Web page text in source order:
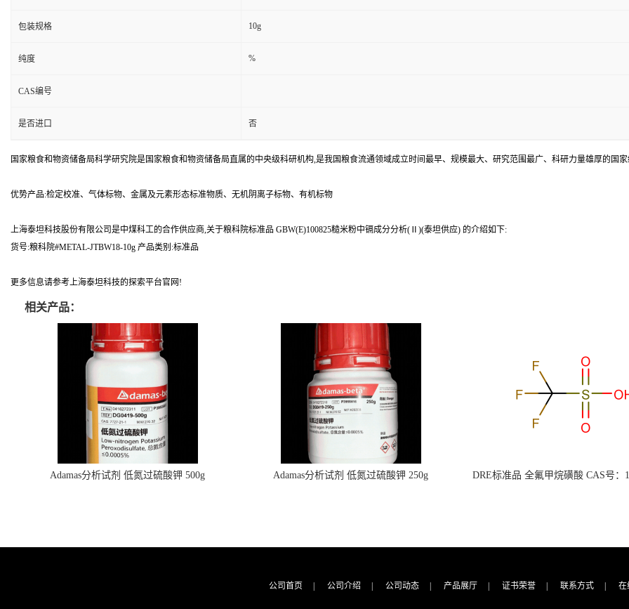
包装规格 10g
纯度 %
CAS编号
是否进口 否
国家粮食和物资储备局科学研究院是国家粮食和物资储备局直属的中央级科研机构,是我国粮食流通领域成立时间最早、规模最大、研究范围最广、科研力量雄厚的国家
优势产品:检定校准、气体标物、金属及元素形态标准物质、无机阴离子标物、有机标物
上海泰坦科技股份有限公司是中煤科工的合作供应商,关于粮科院标准品 GBW(E)100825糙米粉中镉成分分析(Ⅱ)(泰坦供应) 的介绍如下:
货号:粮科院#METAL-JTBW18-10g 产品类别:标准品
更多信息请参考上海泰坦科技的探索平台官网!
相关产品：
Adamas分析试剂 低氮过硫酸钾 500g
Adamas分析试剂 低氮过硫酸钾 250g
DRE标准品 全氟甲烷磺酸 CAS号：
公司首页 | 公司介绍 | 公司动态 | 产品展厅 | 证书荣誉 | 联系方式 | 在